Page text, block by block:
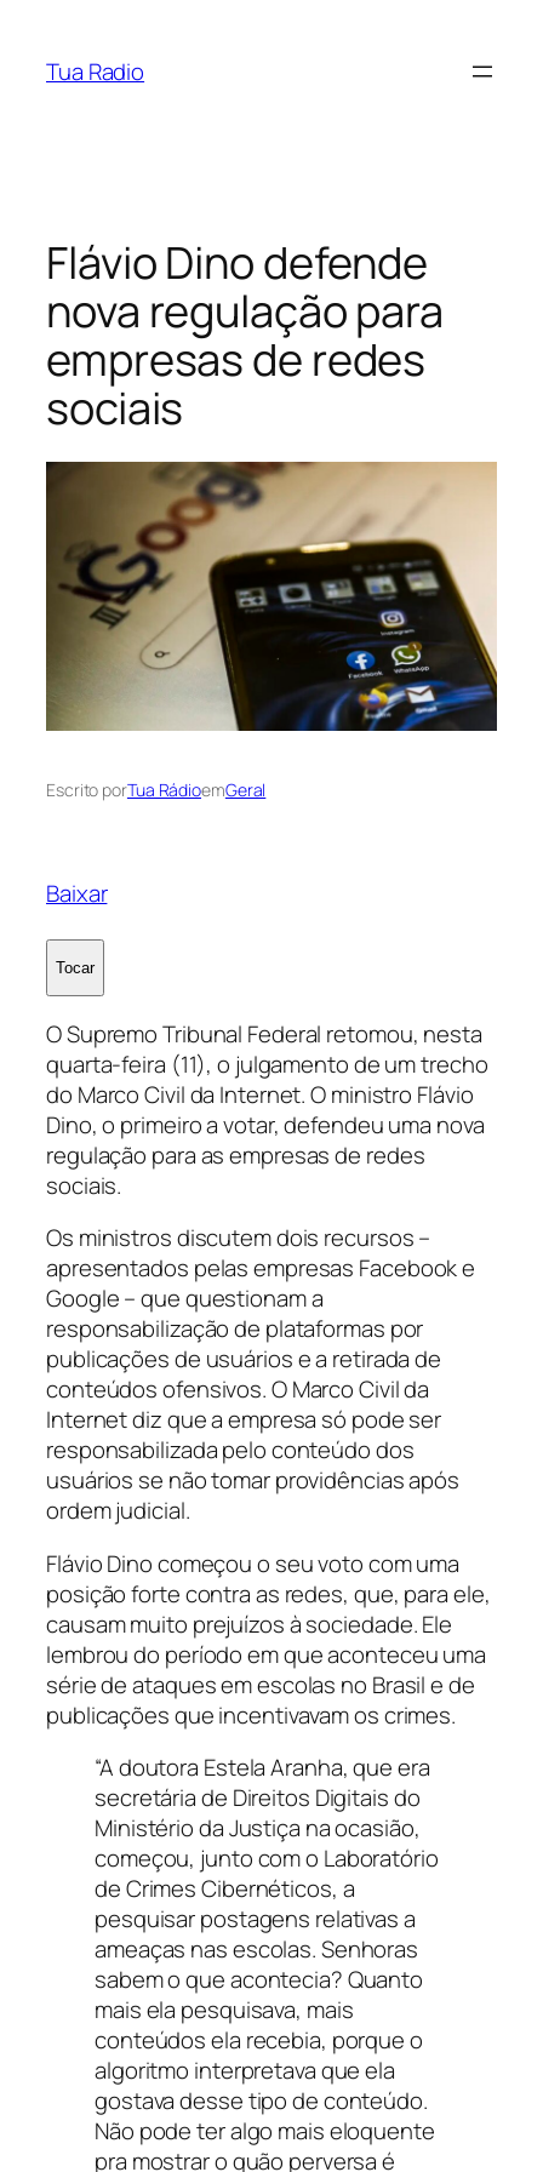
Tua Radio
Flávio Dino defende
nova regulação para
empresas de redes
sociais
Escrito porTua RádioemGeral
Baixar
Tocar
O Supremo Tribunal Federal retomou, nesta
quarta-feira (11), o julgamento de um trecho
do Marco Civil da Internet. O ministro Flávio
Dino, o primeiro a votar, defendeu uma nova
regulação para as empresas de redes
sociais.
Os ministros discutem dois recursos –
apresentados pelas empresas Facebook e
Google – que questionam a
responsabilização de plataformas por
publicações de usuários e a retirada de
conteúdos ofensivos. O Marco Civil da
Internet diz que a empresa só pode ser
responsabilizada pelo conteúdo dos
usuários se não tomar providências após
ordem judicial.
Flávio Dino começou o seu voto com uma
posição forte contra as redes, que, para ele,
causam muito prejuízos à sociedade. Ele
lembrou do período em que aconteceu uma
série de ataques em escolas no Brasil e de
publicações que incentivavam os crimes.
“A doutora Estela Aranha, que era
secretária de Direitos Digitais do
Ministério da Justiça na ocasião,
começou, junto com o Laboratório
de Crimes Cibernéticos, a
pesquisar postagens relativas a
ameaças nas escolas. Senhoras
sabem o que acontecia? Quanto
mais ela pesquisava, mais
conteúdos ela recebia, porque o
algoritmo interpretava que ela
gostava desse tipo de conteúdo.
Não pode ter algo mais eloquente
pra mostrar o quão perversa é